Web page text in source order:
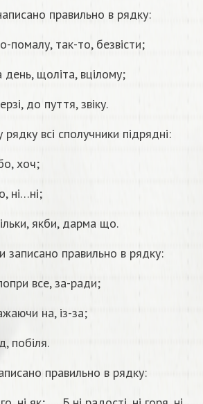
правильно в рядку:
так-то, безвісти;
день, щоліта, вцілому;
до пуття, звіку.
рядку всі сполучники підрядні:
хоч;
ні…ні;
якби, дарма що.
записано правильно в рядку:
все, за-ради;
на, із-за;
побіля.
правильно в рядку: